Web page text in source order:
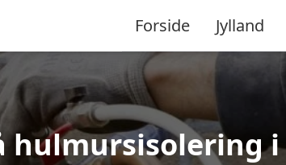
Forside Jylland
hulmursisolering